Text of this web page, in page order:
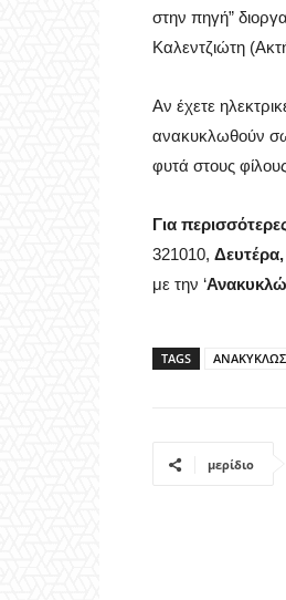
στην πηγή”
Καλεντζιώτη
Αν έχετε
ανακυκλωθούν
φυτά στους
Για
321010,
με την ‘
TAGS
μερίδιο